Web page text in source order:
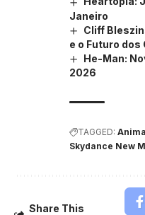
Janeiro
Cliff
e o Futuro dos
He-Man:
2026
TAGGED:
Skydance New
Share This